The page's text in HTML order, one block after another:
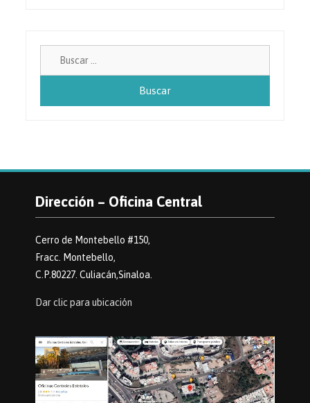
Dirección – Oficina Central
Cerro de Montebello #150,
Fracc. Montebello,
C.P.80227. Culiacán,Sinaloa.
Dar clic para ubicación